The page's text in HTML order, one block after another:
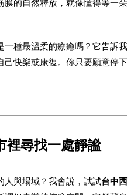
的自然釋放，就像懂得等一朵
種最溫柔的療癒嗎？它告訴我
快樂或康復。你只要願意停下
裡尋找一處靜謐
人與場域？我會說，試試台中西